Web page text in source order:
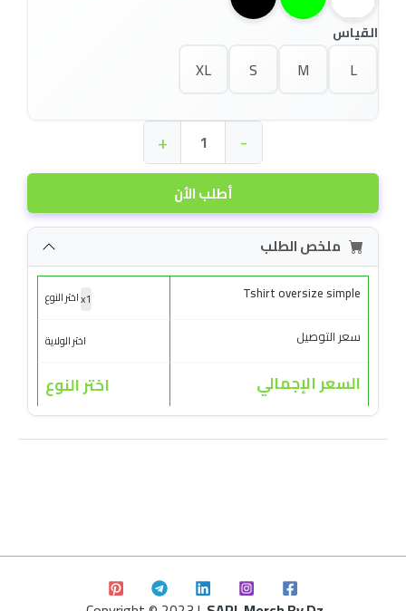
القياس
L
M
S
XL
أطلب الأن
-
+
ملخص الطلب
Tshirt oversize simple
x1 اختر النوع
سعر التوصيل اختر الولاية
السعر الإجمالي اختر النوع